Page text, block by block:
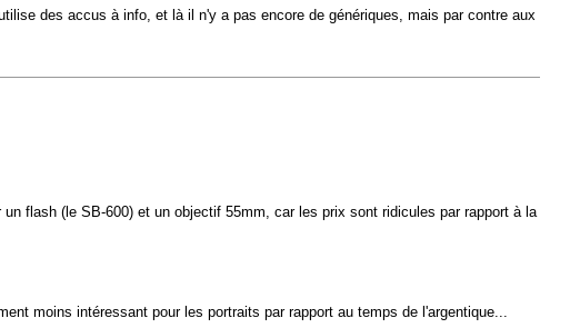
des accus à info, et là il n'y a pas encore de génériques, mais par contre aux
flash (le SB-600) et un objectif 55mm, car les prix sont ridicules par rapport à la
moins intéressant pour les portraits par rapport au temps de l'argentique...